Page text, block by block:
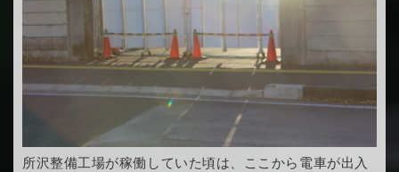
所沢整備工場が稼働していた頃は、ここから電車が出入